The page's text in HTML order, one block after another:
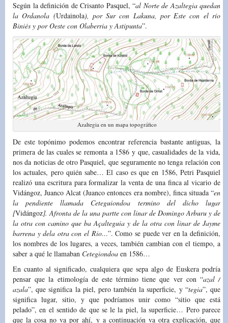
Según la definición de Crisanto Pasquel, “al Norte de Azaltegia quedan
la Ordanola (Urdainola), por Sur con Lakuna, por Este con el río
Biniés y por Oeste con Olaberria y Astipunta”.
Azaltegia en un mapa topográfico
De este topónimo podemos encontrar referencia bastante antiguas, la
primera de las cuales se remonta a 1586 y que, casualidades de la vida,
nos da noticias de otro Pasquiel, que seguramente no tenga relación con
los actuales, pero quién sabe… El caso es que en 1586, Petri Pasquiel
realizó una escritura para formalizar la venta de una finca al vicario de
Vidángoz, Juanco Alcat (Juanco entonces era nombre), finca situada “en
la pendiente llamada Ceteguiondoa termino del dicho lugar
[Vidángoz]. Afronta de la una partte con linar de Domingo Arburu y de
la otra con camino que ba Açalteguia y de la otra con linar de Jayme
barrena y dela otra con el Rio…”. Como se puede ver en la definición,
los nombres de los lugares, a veces, también cambian con el tiempo, a
saber a qué le llamaban Cetegiondoa en 1586…
En cuanto al significado, cualquiera que sepa algo de Euskera podría
pensar que la etimología de este término tiene que ver con “azal /
azala”, que significa la piel, pero también la superficie, y “tegia”, que
significa lugar, sitio, y que podríamos unir como “sitio que está
pelado”, en el sentido de que se le la piel, la superficie… Pero parece
que la cosa no va por ahí, y a continuación va otra explicación, que